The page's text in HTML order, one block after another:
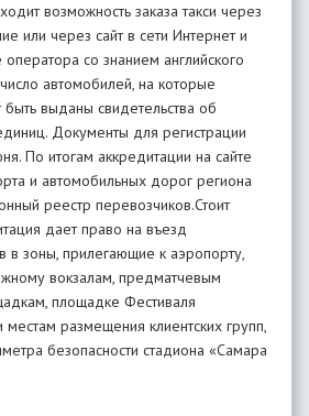
возможность заказа такси через
или через сайт в сети Интернет и
оператора со знанием английского
автомобилей, на которые
выданы свидетельства об
Документы для регистрации
По итогам аккредитации на сайте
и автомобильных дорог региона
реестр перевозчиков.Стоит
дает право на въезд
в зоны, прилегающие к аэропорту,
вокзалам, предматчевым
площадке Фестиваля
размещения клиентских групп,
безопасности стадиона «Самара